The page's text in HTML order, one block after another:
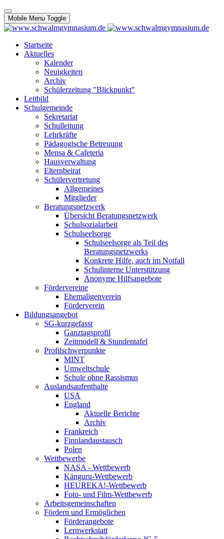
Mobile Menu Toggle
Startseite
Aktuelles
Kalender
Neuigkeiten
Archiv
Schülerzeitung "Blickpunkt"
Leitbild
Schulgemeinde
Sekretariat
Schulleitung
Lehrkräfte
Pädagogische Betreuung
Mensa & Cafeteria
Hausverwaltung
Elternbeirat
Schülervertretung
Allgemeines
Mitglieder
Beratungsnetzwerk
Übersicht Beratungsnetzwerk
Schulsozialarbeit
Schulseelsorge
Schulseelsorge als Teil des
Beratungsnetzwerks
Konkrete Hilfe, auch im Notfall
Schulinterne Unterstützung
Anonyme Hilfsangebote
Fördervereine
Ehemaligenverein
Förderverein
Bildungsangebot
SG-kurzgefasst
Ganztagsprofil
Zeitmodell & Stundentafel
Profilschwerpunkte
MINT
Umweltschule
Schule ohne Rassismus
Auslandsaufenthalte
USA
England
Aktuelle Berichte
Archiv
Frankreich
Finnlandaustausch
Polen
Wettbewerbe
NASA - Wettbewerb
Känguru-Wettbewerb
HEUREKA!-Wettbewerb
Foto- und Film-Wettbewerb
Arbeitsgemeinschaften
Fördern und Ermöglichen
Förderangebote
Lernwerkstatt